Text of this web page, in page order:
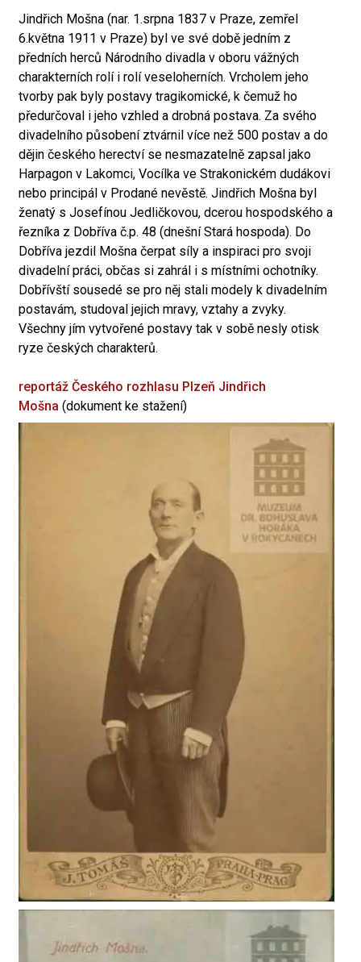
Jindřich Mošna (nar. 1.srpna 1837 v Praze, zemřel
6.května 1911 v Praze) byl ve své době jedním z
předních herců Národního divadla v oboru vážných
charakterních rolí i rolí veseloherních. Vrcholem jeho
tvorby pak byly postavy tragikomické, k čemuž ho
předurčoval i jeho vzhled a drobná postava. Za svého
divadelního působení ztvárnil více než 500 postav a do
dějin českého herectví se nesmazatelně zapsal jako
Harpagon v Lakomci, Vocílka ve Strakonickém dudákovi
nebo principál v Prodané nevěstě. Jindřich Mošna byl
ženatý s Josefínou Jedličkovou, dcerou hospodského a
řezníka z Dobříva č.p. 48 (dnešní Stará hospoda). Do
Dobříva jezdil Mošna čerpat síly a inspiraci pro svoji
divadelní práci, občas si zahrál i s místními ochotníky.
Dobřívští sousedé se pro něj stali modely k divadelním
postavám, studoval jejich mravy, vztahy a zvyky.
Všechny jím vytvořené postavy tak v sobě nesly otisk
ryze českých charakterů.
reportáž Českého rozhlasu Plzeň Jindřich
Mošna (dokument ke stažení)